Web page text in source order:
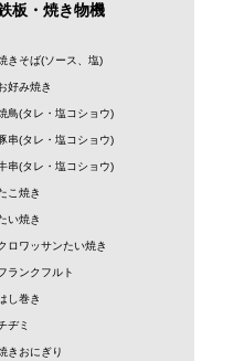
板・焼き物機
きそば(ソース、塩)
好み焼き
鳥(タレ・塩コショウ)
串(タレ・塩コショウ)
串(タレ・塩コショウ)
こ焼き
い焼き
ロワッサンたい焼き
ランクフルト
し巻き
ヂミ
きおにぎり